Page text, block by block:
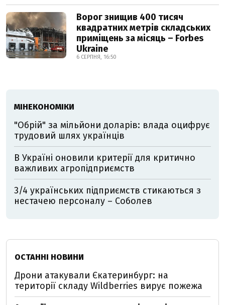
Ворог знищив 400 тисяч
квадратних метрів складських
приміщень за місяць – Forbes
Ukraine
6 СЕРПНЯ, 16:50
МІНЕКОНОМІКИ
"Обрій" за мільйони доларів: влада оцифрує
трудовий шлях українців
В Україні оновили критерії для критично
важливих агропідприємств
3/4 українських підприємств стикаються з
нестачею персоналу – Соболев
ОСТАННІ НОВИНИ
Дрони атакували Єкатеринбург: на
території складу Wildberries вирує пожежа